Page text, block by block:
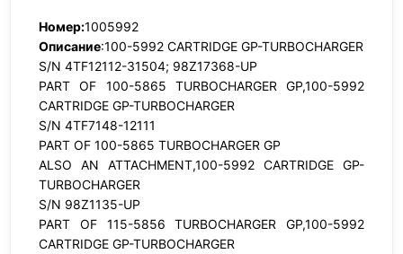
Номер:1005992
Описание:100-5992 CARTRIDGE GP-TURBOCHARGER
S/N 4TF12112-31504; 98Z17368-UP
PART OF 100-5865 TURBOCHARGER GP,100-5992
CARTRIDGE GP-TURBOCHARGER
S/N 4TF7148-12111
PART OF 100-5865 TURBOCHARGER GP
ALSO AN ATTACHMENT,100-5992 CARTRIDGE GP-
TURBOCHARGER
S/N 98Z1135-UP
PART OF 115-5856 TURBOCHARGER GP,100-5992
CARTRIDGE GP-TURBOCHARGER